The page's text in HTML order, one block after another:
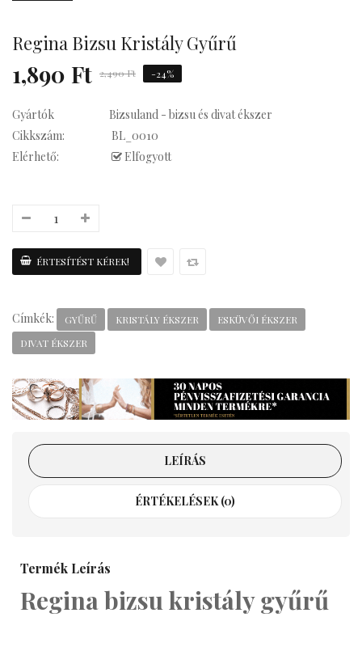
Regina Bizsu Kristály Gyűrű
1,890 Ft 2,490 Ft -24%
Gyártók
Bizsuland - bizsu és divat ékszer
Cikkszám:
BL_0010
Elérhető:
Elfogyott
Címkék: GYŰRŰ KRISTÁLY ÉKSZER
ESKÜVŐI ÉKSZER
DIVAT ÉKSZER
LEÍRÁS
ÉRTÉKELÉSEK (0)
Termék Leírás
Regina bizsu kristály gyűrű